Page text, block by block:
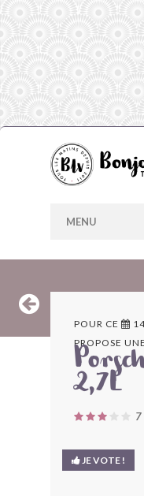
MENU
ARCHIVES
LES
POUR CE
PROPOSE UNE
2,7L
7
JE VOTE !